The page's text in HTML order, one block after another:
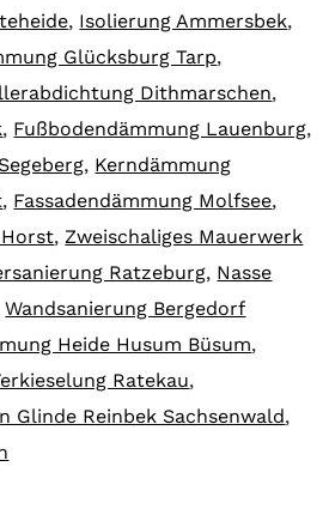
, Isolierung Ammersbek,
Glücksburg Tarp,
Dithmarschen,
, Fußbodendämmung Lauenburg,
, Kerndämmung
, Fassadendämmung Molfsee,
, Zweischaliges Mauerwerk
Ratzeburg, Nasse
Wandsanierung Bergedorf
Heide Husum Büsum,
Ratekau,
Glinde Reinbek Sachsenwald,